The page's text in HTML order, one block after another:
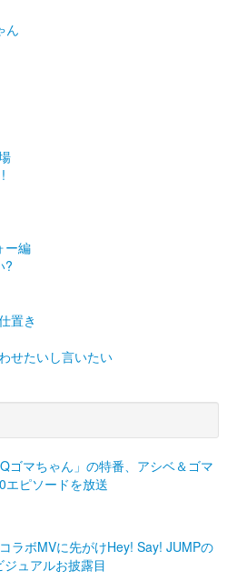
ん
ー編
?
置き
せたいし言いたい
ゴマちゃん」の特番、アシベ＆ゴマ
エピソードを放送
ラボMVに先がけHey! Say! JUMPの
ュアルお披露目